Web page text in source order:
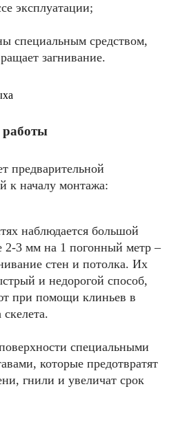
эксплуатации;
специальным средством,
загнивание.
работы
предварительной
к началу монтажа:
наблюдается большой
2-3 мм на 1 погонный метр –
стен и потолка. Их
и недорогой способ,
при помощи клиньев в
специальными
которые предотвратят
гнили и увеличат срок